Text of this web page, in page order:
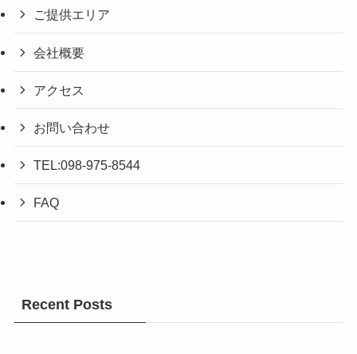
ご提供エリア
会社概要
アクセス
お問い合わせ
TEL:098-975-8544
FAQ
Recent Posts